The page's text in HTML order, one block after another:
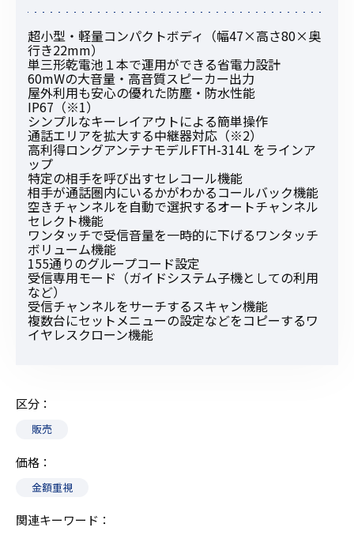
超小型・軽量コンパクトボディ（幅47×高さ80×奥
行き22mm）
単三形乾電池１本で運用ができる省電力設計
60mWの大音量・高音質スピーカー出力
屋外利用も安心の優れた防塵・防水性能
IP67（※1）
シンプルなキーレイアウトによる簡単操作
通話エリアを拡大する中継器対応（※2）
高利得ロングアンテナモデルFTH-314L をラインア
ップ
特定の相手を呼び出すセレコール機能
相手が通話圏内にいるかがわかるコールバック機能
空きチャンネルを自動で選択するオートチャンネル
セレクト機能
ワンタッチで受信音量を一時的に下げるワンタッチ
ボリューム機能
155通りのグループコード設定
受信専用モード（ガイドシステム子機としての利用
など）
受信チャンネルをサーチするスキャン機能
複数台にセットメニューの設定などをコピーするワ
イヤレスクローン機能
区分
販売
価格
金額重視
関連キーワード